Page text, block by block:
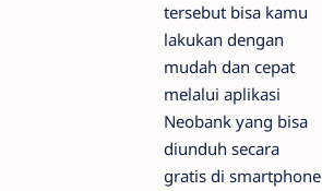
tersebut bisa kamu
lakukan dengan
mudah dan cepat
melalui aplikasi
Neobank yang bisa
diunduh secara
gratis di smartphone